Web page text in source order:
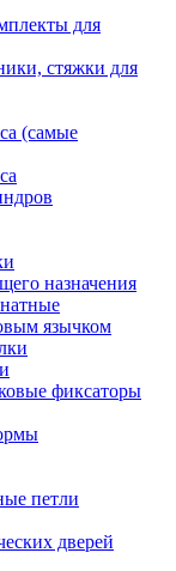
для
стяжки для
(самые
назначения
язычком
фиксаторы
петли
дверей